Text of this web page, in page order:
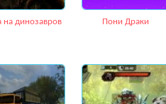
на динозавров Пони Драки